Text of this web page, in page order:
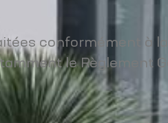
conformément à
le Règlement